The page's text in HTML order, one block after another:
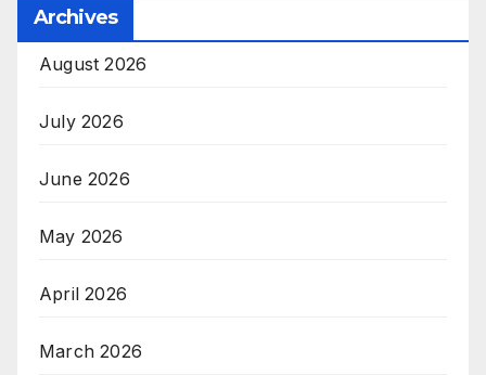
Archives
August 2026
July 2026
June 2026
May 2026
April 2026
March 2026